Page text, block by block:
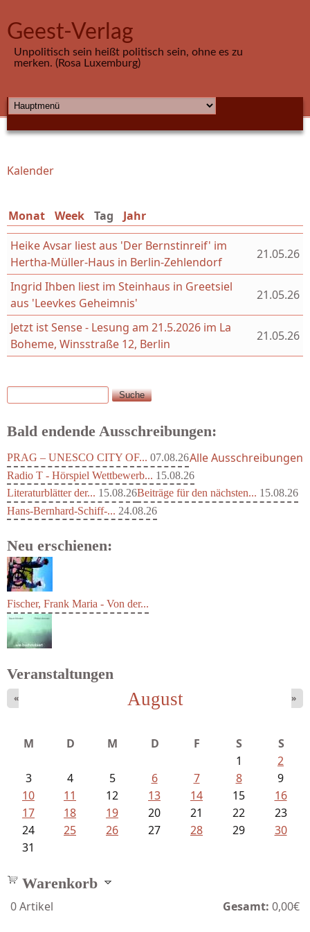
Geest-Verlag
Unpolitisch sein heißt politisch sein, ohne es zu
merken. (Rosa Luxemburg)
HAUPTMENÜ
Sie sind hier
Kalender
Monat Week Tag (aktiver Reiter)
Jahr
Heike Avsar liest aus 'Der Bernstinreif' im
Hertha-Müller-Haus in Berlin-Zehlendorf
21.05.26
Ingrid Ihben liest im Steinhaus in Greetsiel
aus 'Leevkes Geheimnis'
21.05.26
Jetzt ist Sense - Lesung am 21.5.2026 im La
Boheme, Winsstraße 12, Berlin
21.05.26
Suchformular
Suche
Bald endende Ausschreibungen:
PRAG – UNESCO CITY OF... 07.08.26
Radio T - Hörspiel Wettbewerb... 15.08.26
Literaturblätter der... 15.08.26Beiträge für den nächsten... 15.08.26
Hans-Bernhard-Schiff-... 24.08.26
Alle Ausschreibungen
Neu erschienen:
Veranstaltungen
August
« »
M D M D F S
S
1
2
3
4 5 6 7 8
9
10
11 12 13 14 15
16
17
18 19 20 21 22
23
24
25 26 27 28 29
30
31
Warenkorb
0Artikel Gesamt: 0,00€